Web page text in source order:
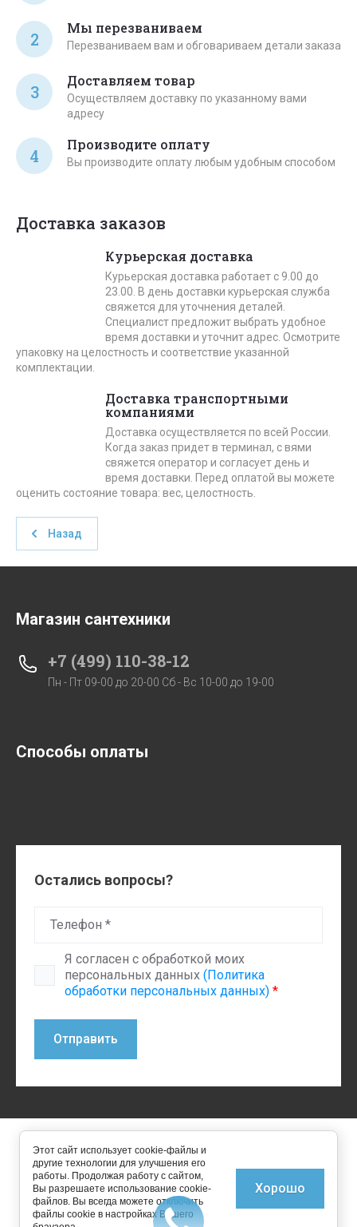
2
Мы перезваниваем
Перезваниваем вам и обговариваем детали заказа
3
Доставляем товар
Осуществляем доставку по указанному вами
адресу
4
Производите оплату
Вы производите оплату любым удобным способом
Доставка заказов
Курьерская доставка
Курьерская доставка работает с 9.00 до
23.00. В день доставки курьерская служба
свяжется для уточнения деталей.
Специалист предложит выбрать удобное
время доставки и уточнит адрес. Осмотрите
упаковку на целостность и соответствие указанной
комплектации.
Доставка транспортными
компаниями
Доставка осуществляется по всей России.
Когда заказ придет в терминал, с вями
свяжется оператор и согласует день и
время доставки. Перед оплатой вы можете
оценить состояние товара: вес, целостность.
Назад
Магазин сантехники
+7 (499) 110-38-12
Пн - Пт 09-00 до 20-00 Сб - Вс 10-00 до 19-00
Способы оплаты
Остались вопросы?
Я согласен с обработкой моих
персональных данных (Политика
обработки персональных данных) *
Отправить
2015 - 2026 ИП Устинов Денис Анатольевич ОГРНИП
314501218200011
Этот сайт использует cookie-файлы и
другие технологии для улучшения его
работы. Продолжая работу с сайтом,
Вы разрешаете использование cookie-
файлов. Вы всегда можете отключить
файлы cookie в настройках Вашего
Хорошо